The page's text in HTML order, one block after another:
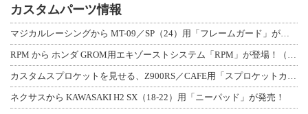
カスタムパーツ情報
ネクサスから KAWASAKI H2 SX（18-22）用「ニーパッド」が発売！